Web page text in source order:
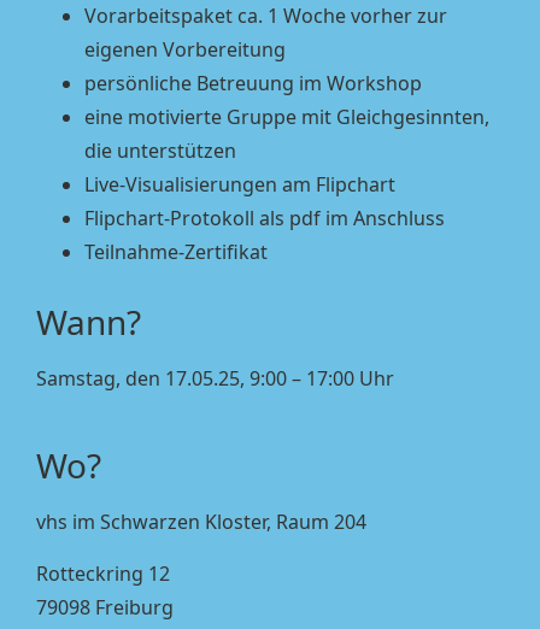
Vorarbeitspaket ca. 1 Woche vorher zur
eigenen Vorbereitung
persönliche Betreuung im Workshop
eine motivierte Gruppe mit Gleichgesinnten,
die unterstützen
Live-Visualisierungen am Flipchart
Flipchart-Protokoll als pdf im Anschluss
Teilnahme-Zertifikat
Wann?
Samstag, den 17.05.25, 9:00 – 17:00 Uhr
Wo?
vhs im Schwarzen Kloster, Raum 204
Rotteckring 12
79098 Freiburg